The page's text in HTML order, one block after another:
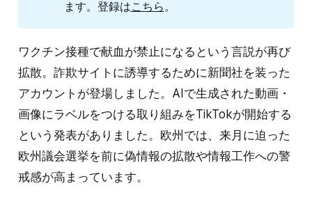
ます。登録はこちら 。
ワクチン接種で献血が禁止になるという言説が再び
拡散。詐欺サイトに誘導するために新聞社を装った
アカウントが登場しました。AIで生成された動画・
画像にラベルをつける取り組みをTikTokが開始する
という発表がありました。欧州では、来月に迫った
欧州議会選挙を前に偽情報の拡散や情報工作への警
戒感が高まっています。